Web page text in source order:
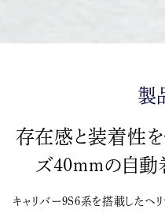
製
存在感と装着性を
ズ40mmの自動
キャリバー9S6系を搭載したヘ